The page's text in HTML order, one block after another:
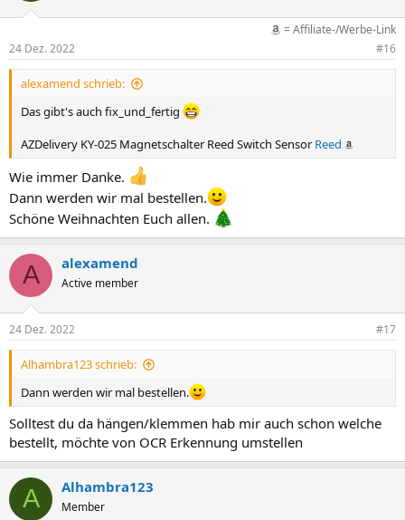
= Affiliate-/Werbe-Link
24 Dez. 2022
#16
alexamend schrieb:
Das gibt's auch fix_und_fertig
AZDelivery KY-025 Magnetschalter Reed Switch Sensor Reed
Wie immer Danke.
Dann werden wir mal bestellen.
Schöne Weihnachten Euch allen.
A alexamend
Active member
24 Dez. 2022 #17
Alhambra123 schrieb:
Dann werden wir mal bestellen.
Solltest du da hängen/klemmen hab mir auch schon welche
bestellt, möchte von OCR Erkennung umstellen
A Alhambra123
Member